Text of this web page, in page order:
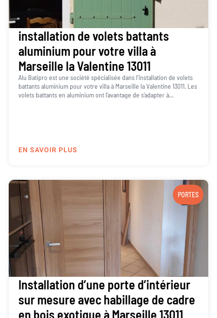
installation de volets battants
aluminium pour votre villa à
Marseille la Valentine 13011
Alu Batipro est une société spécialisée dans l’installation de volets
battants aluminium pour votre villa à Marseille la Valentine 13011. Les
volets battants en aluminium ont l’avantage de s’adapter à...
EN SAVOIR PLUS
PORTES
Installation d’une porte d’intérieur
sur mesure avec habillage de cadre
en bois exotique à Marseille 13011